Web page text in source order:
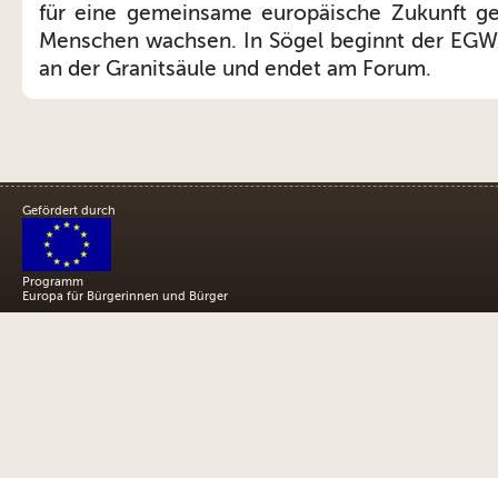
für eine gemeinsame europäische Zukunft
Menschen wachsen. In Sögel beginnt der
an der Granitsäule und endet am Forum.
Gefördert durch
Programm
Europa für Bürgerinnen und Bürger